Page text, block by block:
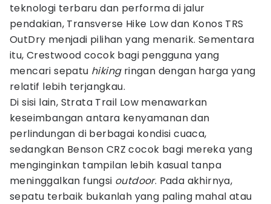
teknologi terbaru dan performa di jalur
pendakian, Transverse Hike Low dan Konos TRS
OutDry menjadi pilihan yang menarik. Sementara
itu, Crestwood cocok bagi pengguna yang
mencari sepatu hiking ringan dengan harga yang
relatif lebih terjangkau.
Di sisi lain, Strata Trail Low menawarkan
keseimbangan antara kenyamanan dan
perlindungan di berbagai kondisi cuaca,
sedangkan Benson CRZ cocok bagi mereka yang
menginginkan tampilan lebih kasual tanpa
meninggalkan fungsi outdoor. Pada akhirnya,
sepatu terbaik bukanlah yang paling mahal atau